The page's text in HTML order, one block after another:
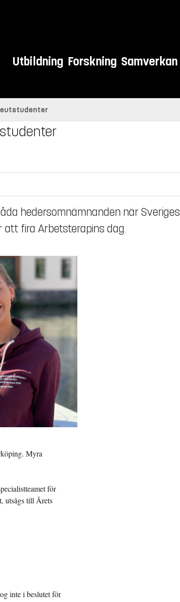
Utbildning Forskning Samverkan
hedersomnämnanden när Sveriges
fira Arbetsterapins dag.
Myra
för
utsågs till Årets
inte i beslutet för